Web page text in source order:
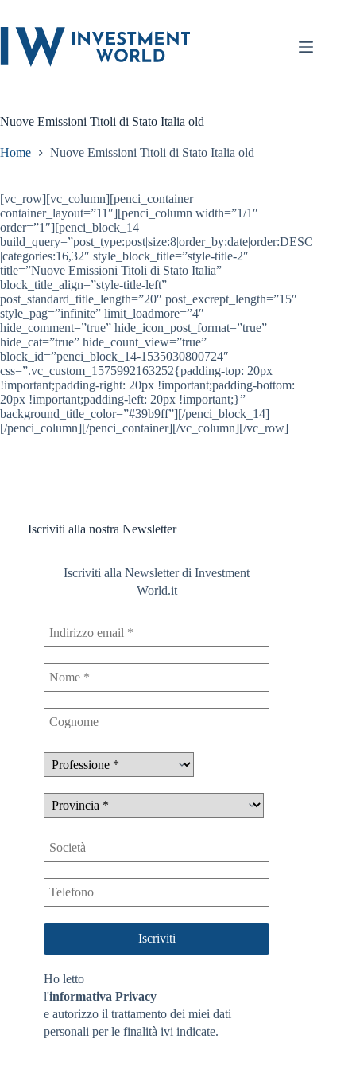
Salta
contenuto
Nuove Emissioni Titoli di Stato Italia old
Home Nuove Emissioni Titoli di Stato Italia old
[vc_row][vc_column][penci_container
container_layout=”11″][penci_column width=”1/1″
order=”1″][penci_block_14
build_query=”post_type:post|size:8|order_by:date|order:DESC
|categories:16,32″ style_block_title=”style-title-2″
title=”Nuove Emissioni Titoli di Stato Italia”
block_title_align=”style-title-left”
post_standard_title_length=”20″ post_excrept_length=”15″
style_pag=”infinite” limit_loadmore=”4″
hide_comment=”true” hide_icon_post_format=”true”
hide_cat=”true” hide_count_view=”true”
block_id=”penci_block_14-1535030800724″
css=”.vc_custom_1575992163252{padding-top: 20px
!important;padding-right: 20px !important;padding-bottom:
20px !important;padding-left: 20px !important;}”
background_title_color=”#39b9ff”][/penci_block_14]
[/penci_column][/penci_container][/vc_column][/vc_row]
Iscriviti alla nostra Newsletter
Iscriviti alla Newsletter di Investment
World.it
Ho letto
l'informativa Privacy
e autorizzo il trattamento dei miei dati
personali per le finalità ivi indicate.